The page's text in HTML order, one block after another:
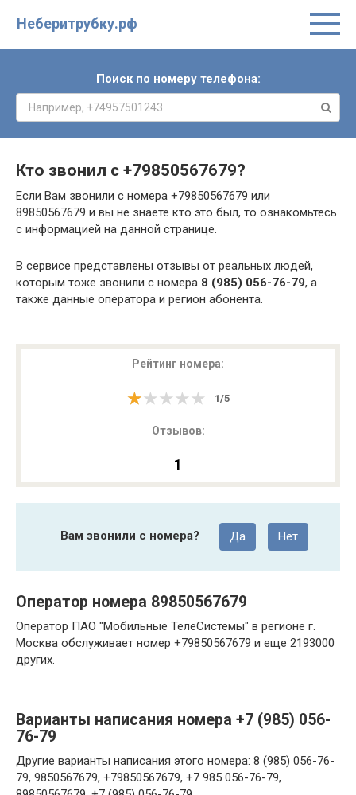
Неберитрубку.рф
Поиск по номеру телефона:
Кто звонил с +79850567679?
Если Вам звонили с номера +79850567679 или
89850567679 и вы не знаете кто это был, то ознакомьтесь
с информацией на данной странице.
В сервисе представлены отзывы от реальных людей,
которым тоже звонили с номера 8 (985) 056-76-79, а
также данные оператора и регион абонента.
Рейтинг номера:
★★★★★
★★★★★ 1/5
Отзывов:
1
Вам звонили с номера? Да Нет
Оператор номера 89850567679
Оператор ПАО "Мобильные ТелеСистемы" в регионе г.
Москва обслуживает номер +79850567679 и еще 2193000
других.
Варианты написания номера +7 (985) 056-
76-79
Другие варианты написания этого номера: 8 (985) 056-76-
79, 9850567679, +79850567679, +7 985 056-76-79,